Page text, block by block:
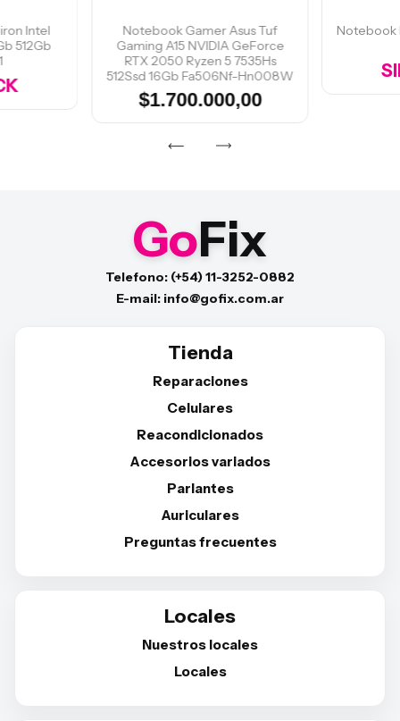
Intel
512Gb
Notebook Gamer Asus Tuf
Gaming A15 NVIDIA GeForce
RTX 2050 Ryzen 5 7535Hs
512Ssd 16Gb Fa506Nf-Hn008W
$1.700.000,00
Notebook
GoFix
Telefono: (+54) 11-3252-0882
E-mail: info@gofix.com.ar
Tienda
Reparaciones
Celulares
Reacondicionados
Accesorios variados
Parlantes
Auriculares
Preguntas frecuentes
Locales
Nuestros locales
Locales